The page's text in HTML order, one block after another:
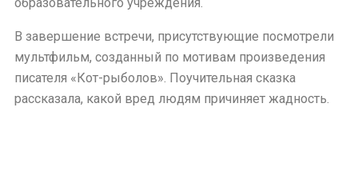
В завершение встречи, присутствующие посмотрели
мультфильм, созданный по мотивам произведения
писателя «Кот-рыболов». Поучительная сказка
рассказала, какой вред людям причиняет жадность.